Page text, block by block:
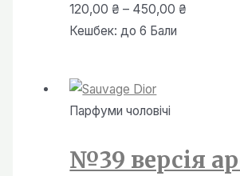
120,00₴ – 450,00₴
Кешбек: до 6 Бали
Парфуми чоловiчi
№39 версія